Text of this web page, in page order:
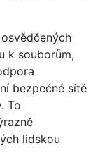
k souborům,
bezpečné sítě
To
lidskou